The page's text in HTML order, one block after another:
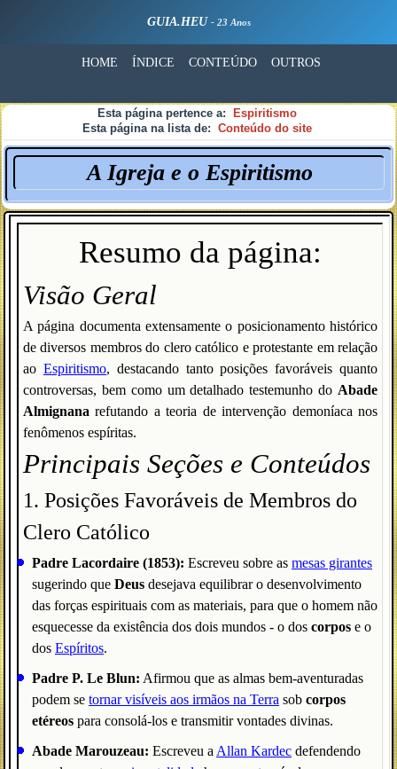
GUIA.HEU - 23 Anos
HOME ÍNDICE CONTEÚDO OUTROS
Esta página pertence a:
Espiritismo
Esta página na lista de: Conteúdo do site
A Igreja e o Espiritismo
Resumo da página:
Visão Geral
A página documenta extensamente o posicionamento histórico
de diversos membros do clero católico e protestante em relação
ao Espiritismo, destacando tanto posições favoráveis quanto
controversas, bem como um detalhado testemunho do Abade
Almignana refutando a teoria de intervenção demoníaca nos
fenômenos espíritas.
Principais Seções e Conteúdos
1. Posições Favoráveis de Membros do
Clero Católico
Padre Lacordaire (1853): Escreveu sobre as mesas girantes
sugerindo que Deus desejava equilibrar o desenvolvimento
das forças espirituais com as materiais, para que o homem não
esquecesse da existência dos dois mundos - o dos corpos e o
dos Espíritos.
Padre P. Le Blun: Afirmou que as almas bem-aventuradas
podem se tornar visíveis aos irmãos na Terra sob corpos
etéreos para consolá-los e transmitir vontades divinas.
Abade Marouzeau: Escreveu a Allan Kardec defendendo